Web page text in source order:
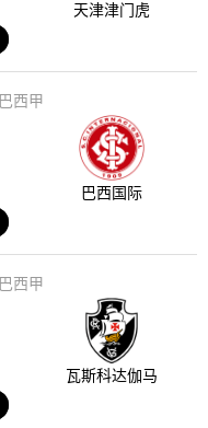
天津津门虎
巴西甲
巴西国际
巴西甲
瓦斯科达伽马